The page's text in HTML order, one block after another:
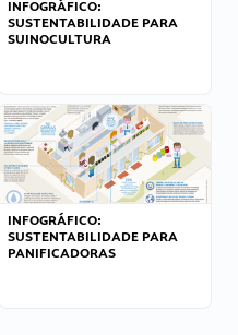
INFOGRÁFICO:
SUSTENTABILIDADE PARA
SUINOCULTURA
INFOGRÁFICO:
SUSTENTABILIDADE PARA
PANIFICADORAS